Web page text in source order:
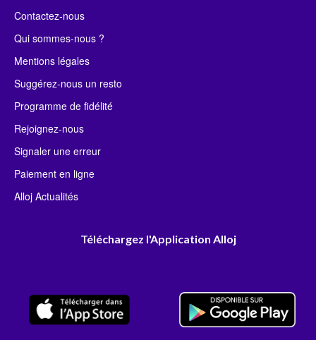
Contactez-nous
Qui sommes-nous ?
Mentions légales
Suggérez-nous un resto
Programme de fidélité
Rejoignez-nous
Signaler une erreur
Paiement en ligne
Alloj Actualités
Téléchargez l'Application Alloj